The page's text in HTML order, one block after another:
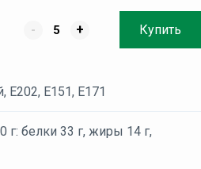
- + Купить
E202, E151, E171
г: белки 33 г, жиры 14 г,